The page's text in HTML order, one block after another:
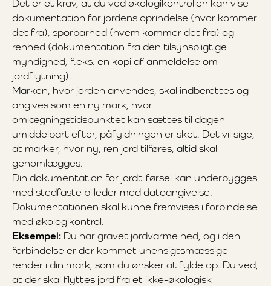
Det er et krav, at du ved økologikontrollen kan vise
dokumentation for jordens oprindelse (hvor kommer
det fra), sporbarhed (hvem kommer det fra) og
renhed (dokumentation fra den tilsynspligtige
myndighed, f.eks. en kopi af anmeldelse om
jordflytning).
Marken, hvor jorden anvendes, skal indberettes og
angives som en ny mark, hvor
omlægningstidspunktet kan sættes til dagen
umiddelbart efter, påfyldningen er sket. Det vil sige,
at marker, hvor ny, ren jord tilføres, altid skal
genomlægges.
Din dokumentation for jordtilførsel kan underbygges
med stedfaste billeder med datoangivelse.
Dokumentationen skal kunne fremvises i forbindelse
med økologikontrol.
Eksempel: Du har gravet jordvarme ned, og i den
forbindelse er der kommet uhensigtsmæssige
render i din mark, som du ønsker at fylde op. Du ved,
at der skal flyttes jord fra et ikke-økologisk